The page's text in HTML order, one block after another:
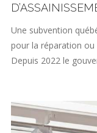
Une subvention
pour la réparation
Depuis 2022 le